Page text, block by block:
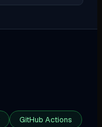
GitHub Actions